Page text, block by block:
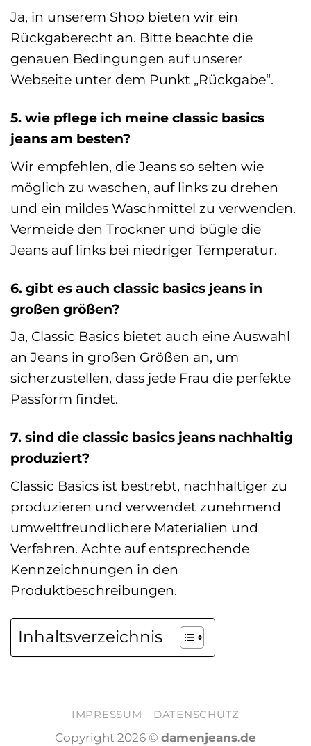
Ja, in unserem Shop bieten wir ein
Rückgaberecht an. Bitte beachte die
genauen Bedingungen auf unserer
Webseite unter dem Punkt „Rückgabe“.
5. wie pflege ich meine classic basics
jeans am besten?
Wir empfehlen, die Jeans so selten wie
möglich zu waschen, auf links zu drehen
und ein mildes Waschmittel zu verwenden.
Vermeide den Trockner und bügle die
Jeans auf links bei niedriger Temperatur.
6. gibt es auch classic basics jeans in
großen größen?
Ja, Classic Basics bietet auch eine Auswahl
an Jeans in großen Größen an, um
sicherzustellen, dass jede Frau die perfekte
Passform findet.
7. sind die classic basics jeans nachhaltig
produziert?
Classic Basics ist bestrebt, nachhaltiger zu
produzieren und verwendet zunehmend
umweltfreundlichere Materialien und
Verfahren. Achte auf entsprechende
Kennzeichnungen in den
Produktbeschreibungen.
Inhaltsverzeichnis
IMPRESSUM DATENSCHUTZ
Copyright 2026 © damenjeans.de